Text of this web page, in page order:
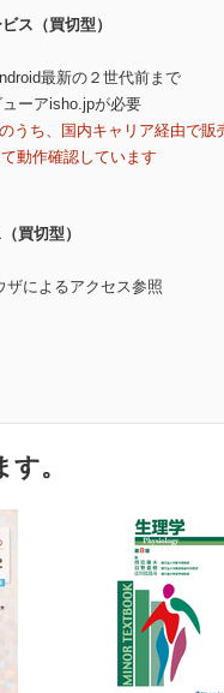
ス（買切型）
最新の２世代前まで
ーアisho.jpが必要
うち、国内キャリア経由で販
動作確認しています
買切型）
によるアクセス参照
。